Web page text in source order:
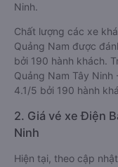
Ninh.
Chất lượng các xe
Quảng Nam được
bởi 190 hành khách.
Quảng Nam Tây
4.1/5 bởi 190 hành
2. Giá vé xe Điện
Ninh
Hiện tại, theo cập